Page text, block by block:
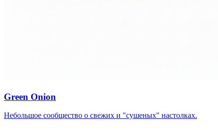
Green Onion
Небольшое сообщество о свежих и "сушеных" настолках.